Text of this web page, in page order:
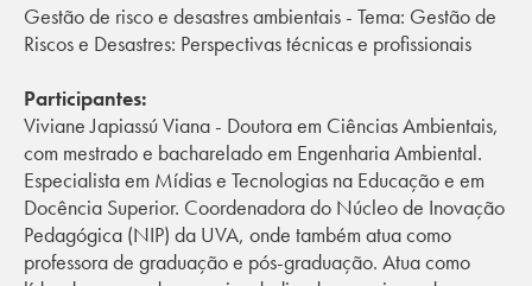
Gestão de risco e desastres ambientais - Tema: Gestão de
Riscos e Desastres: Perspectivas técnicas e profissionais
Participantes:
Viviane Japiassú Viana - Doutora em Ciências Ambientais,
com mestrado e bacharelado em Engenharia Ambiental.
Especialista em Mídias e Tecnologias na Educação e em
Docência Superior. Coordenadora do Núcleo de Inovação
Pedagógica (NIP) da UVA, onde também atua como
professora de graduação e pós-graduação. Atua como